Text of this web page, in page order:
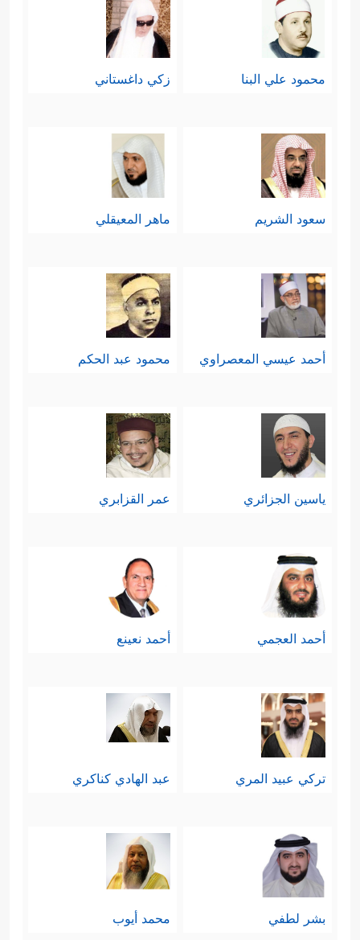
محمود علي البنا زكي داغستاني
سعود الشريم ماهر المعيقلي
أحمد عيسي المعصراوي محمود عبد الحكم
ياسين الجزائري عمر القزابري
أحمد العجمي أحمد نعينع
تركي عبيد المري عبد الهادي كناكري
بشر لطفي محمد أيوب